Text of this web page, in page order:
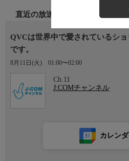
直近の放送
QVCは世界中で愛されているシ
です。
8月11日(火) 01:00〜02:00
Ch.11
J:COMチャンネル
カレン